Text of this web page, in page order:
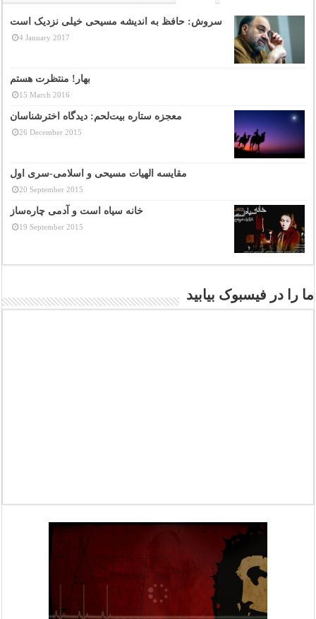
سروش: حافظ به اندیشه مسیحی خیلی نزدیک است
4 January 2017
بهار! منتظرت هستم
15 March 2016
معجزه ستاره بیت‌لحم: دیدگاه اخترشناسان
26 December 2015
مقایسه الهیات مسیحی و اسلامی-سری اول
20 September 2015
خانه سیاه است و آدمی چاره‌ساز
19 September 2015
ما را در فیسبوک بیابید